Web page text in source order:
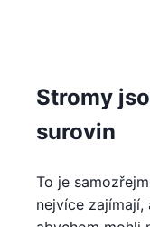
Stromy
surovin
To je
nejvíce zajímají,